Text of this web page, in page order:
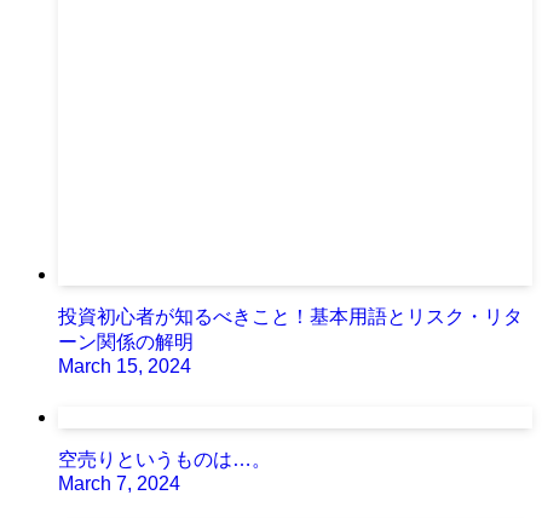
投資初心者が知るべきこと！基本用語とリスク・リタ
ーン関係の解明
March 15, 2024
空売りというものは…。
March 7, 2024